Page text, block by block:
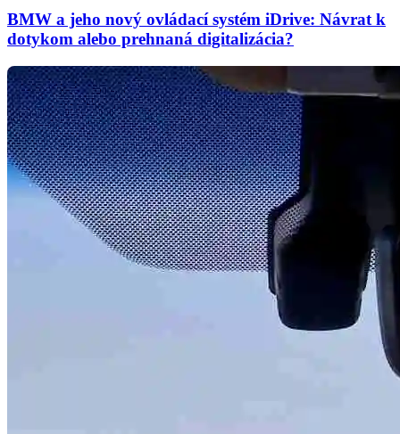
BMW a jeho nový ovládací systém iDrive: Návrat k
dotykom alebo prehnaná digitalizácia?